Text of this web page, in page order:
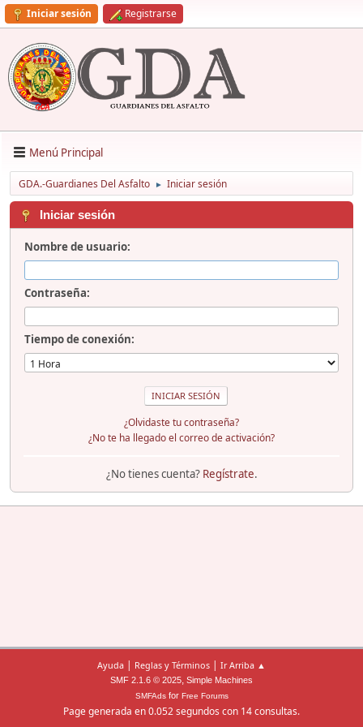
Iniciar sesión Registrarse
Menú Principal
GDA.-Guardianes Del Asfalto ► Iniciar sesión
Iniciar sesión
Nombre de usuario:
Contraseña:
Tiempo de conexión:
¿Olvidaste tu contraseña?
¿No te ha llegado el correo de activación?
¿No tienes cuenta? Regístrate.
Ayuda | Reglas y Términos | Ir Arriba ▲
SMF 2.1.6 © 2025, Simple Machines
SMFAdsfor Free Forums
Page generada en 0.052 segundos con 14 consultas.